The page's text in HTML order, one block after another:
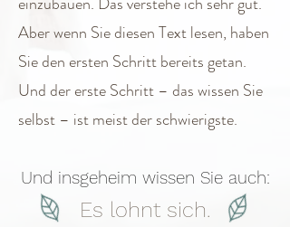
Aber wenn Sie diesen Text lesen, haben
Sie den ersten Schritt bereits getan.
Und der erste Schritt – das wissen Sie
selbst – ist meist der schwierigste.
Und insgeheim wissen Sie auch:
Es lohnt sich.